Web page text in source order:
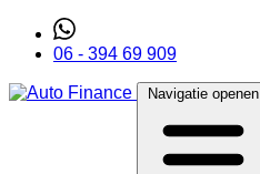
06 - 394 69 909
Navigatie openen